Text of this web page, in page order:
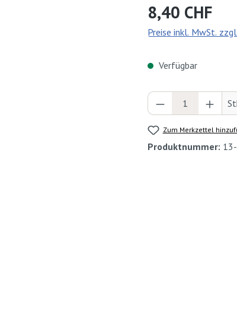
Regulärer Preis:
8,40 CHF
Preise inkl. MwSt.
Verfügbar
Produkt
Zum Merkzettel
Produktnummer: